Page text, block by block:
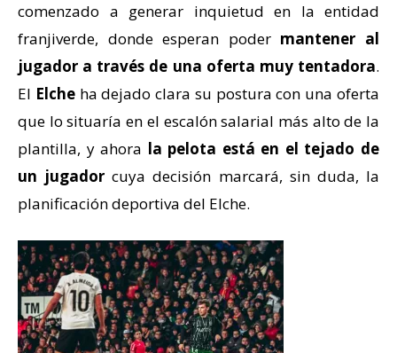
comenzado a generar inquietud en la entidad
franjiverde, donde esperan poder mantener al
jugador a través de una oferta muy tentadora.
El Elcheha dejado clara su postura con una oferta
que lo situaría en el escalón salarial más alto de la
plantilla, y ahora la pelota está en el tejado de
un jugador cuya decisión marcará, sin duda, la
planificación deportiva del Elche.